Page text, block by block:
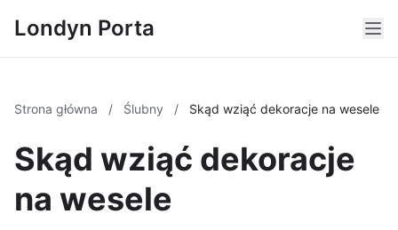
Londyn Porta
Strona główna / Ślubny / Skąd wziąć dekoracje na wesele
Skąd wziąć dekoracje
na wesele